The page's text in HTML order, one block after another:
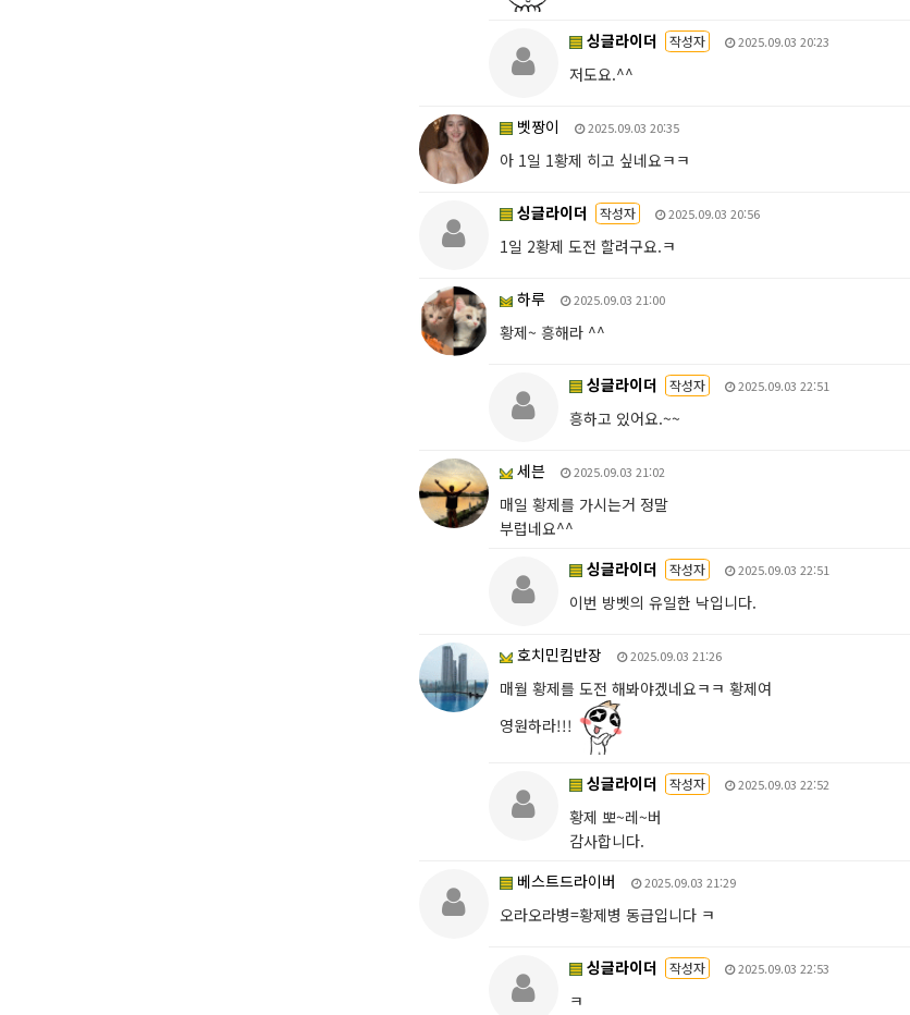
싱글라이더 작성자 2025.09.03 20:23
저도요.^^
벳짱이 2025.09.03 20:35
아 1일 1황제 히고 싶네요ㅋㅋ
싱글라이더 작성자 2025.09.03 20:56
1일 2황제 도전 할려구요.ㅋ
하루 2025.09.03 21:00
황제~ 흥해라 ^^
싱글라이더 작성자 2025.09.03 22:51
흥하고 있어요.~~
세븐 2025.09.03 21:02
매일 황제를 가시는거 정말
부럽네요^^
싱글라이더
작성자 2025.09.03 22:51
이번 방벳의 유일한 낙입니다.
호치민킴반장 2025.09.03 21:26
매월 황제를 도전 해봐야겠네요ㅋㅋ 황제여
영원하라!!!
싱글라이더 작성자 2025.09.03 22:52
황제 뽀~레~버
감사합니다.
베스트드라이버
2025.09.03 21:29
오라오라병=황제병 동급입니다 ㅋ
싱글라이더 작성자 2025.09.03 22:53
ㅋ